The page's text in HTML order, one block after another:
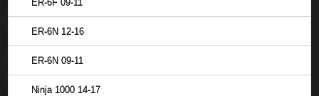
ER-6F 09-11
ER-6N 12-16
ER-6N 09-11
Ninja 1000 14-17